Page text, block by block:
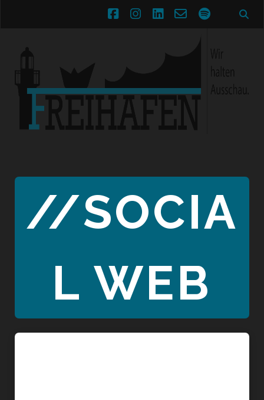
facebookinstagram
linkedin
email-spotify
//SOCIA
L WEB